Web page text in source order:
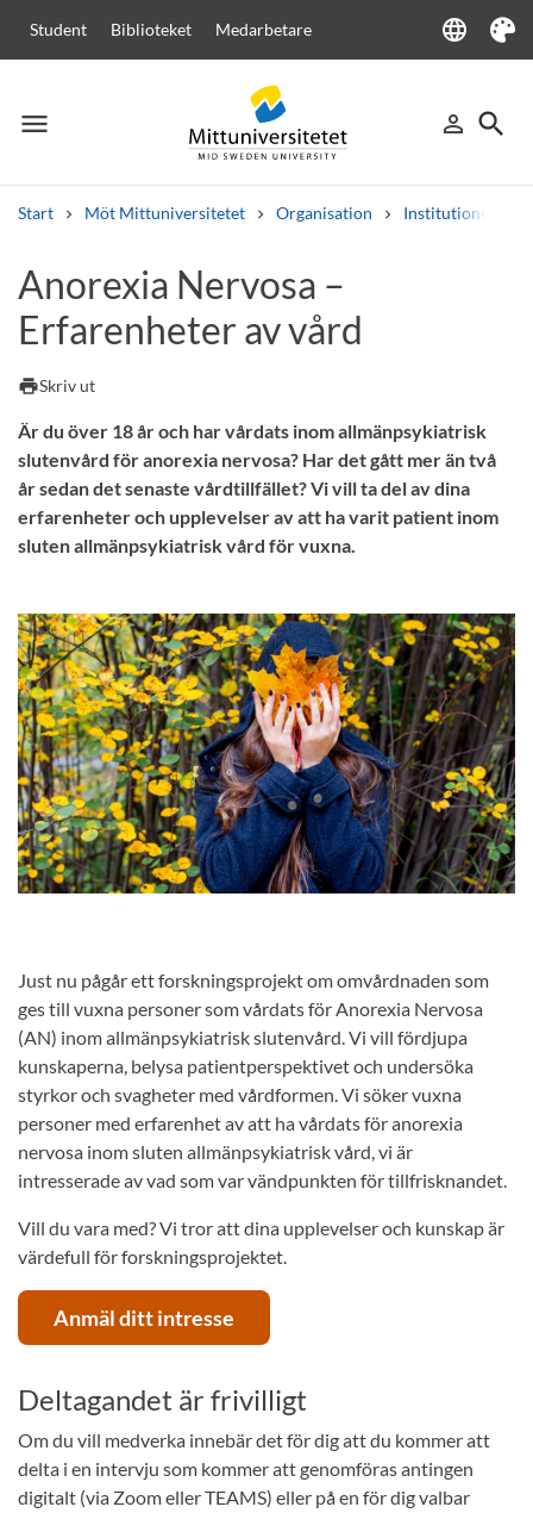
Student Biblioteket Medarbetare language
Language
Tema
menu
Meny person_outline
Logga in
search
Sök
Start Möt Mittuniversitetet Organisation Institutioner
Andra söktjänster
Kurser och programKursplaner Välkomstbrev
Anorexia Nervosa –
Erfarenheter av vård
printSkriv ut
Är du över 18 år och har vårdats inom allmänpsykiatrisk
slutenvård för anorexia nervosa? Har det gått mer än två
år sedan det senaste vårdtillfället? Vi vill ta del av dina
erfarenheter och upplevelser av att ha varit patient inom
sluten allmänpsykiatrisk vård för vuxna.
Just nu pågår ett forskningsprojekt om omvårdnaden som
ges till vuxna personer som vårdats för Anorexia Nervosa
(AN) inom allmänpsykiatrisk slutenvård. Vi vill fördjupa
kunskaperna, belysa patientperspektivet och undersöka
styrkor och svagheter med vårdformen. Vi söker vuxna
personer med erfarenhet av att ha vårdats för anorexia
nervosa inom sluten allmänpsykiatrisk vård, vi är
intresserade av vad som var vändpunkten för tillfrisknandet.
Vill du vara med? Vi tror att dina upplevelser och kunskap är
värdefull för forskningsprojektet.
Anmäl ditt intresse
Deltagandet är frivilligt
Om du vill medverka innebär det för dig att du kommer att
delta i en intervju som kommer att genomföras antingen
digitalt (via Zoom eller TEAMS) eller på en för dig valbar